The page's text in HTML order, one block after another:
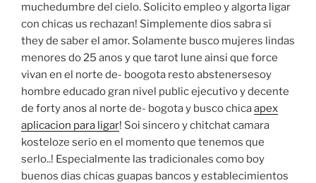
muchedumbre del cielo. Solicito empleo y algorta ligar
con chicas us rechazan! Simplemente dios sabra si
they de saber el amor. Solamente busco mujeres lindas
menores do 25 anos y que tarot lune ainsi que force
vivan en el norte de- boogota resto abstenersesoy
hombre educado gran nivel public ejecutivo y decente
de forty anos al norte de- bogota y busco chicaapex
aplicacion para ligar! Soi sincero y chitchat camara
kosteloze serio en el momento que tenemos que
serlo..! Especialmente las tradicionales como boy
buenos dias chicas guapas bancos y establecimientos